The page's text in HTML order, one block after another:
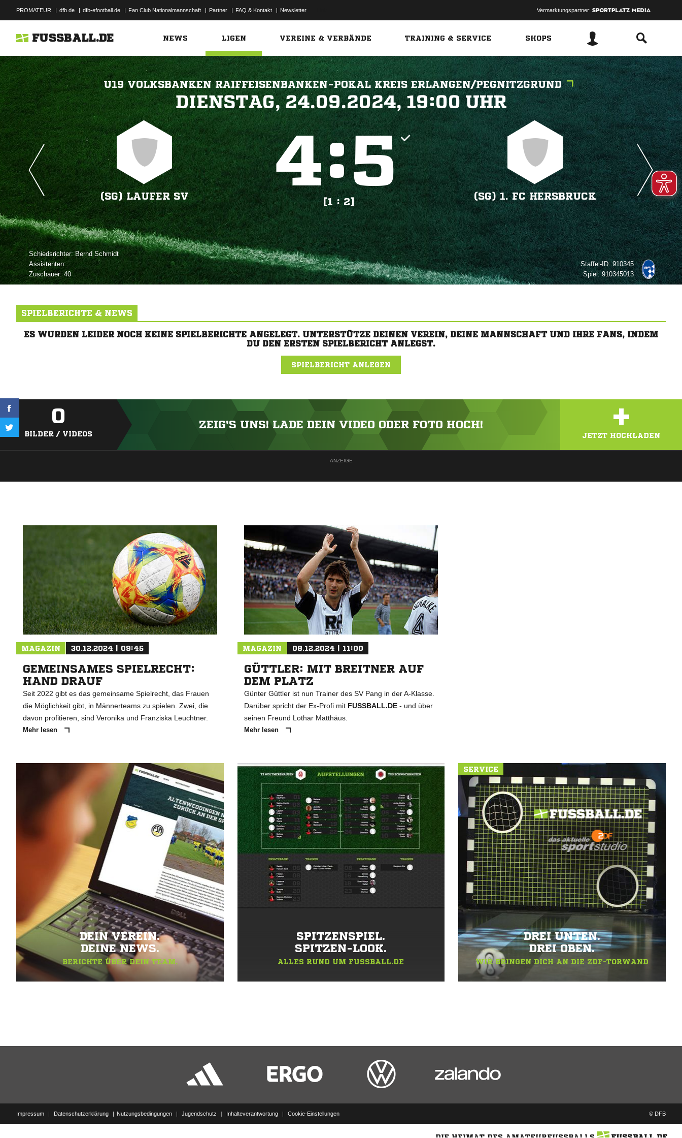
PROMATEUR | dfb.de | dfb-efootball.de | Fan Club Nationalmannschaft | Partner | FAQ & Kontakt | Newsletter Vermarktungspartner:
FUSSBALL.DE NEWS LIGEN VEREINE & VERBÄNDE TRAINING & SERVICE SHOPS
U19 VOLKSBANKEN RAIFFEISENBANKEN-POKAL KREIS ERLANGEN/PEGNITZGRUND
   
(SG) LAUFER SV
:
[1 : 2]
(SG) 1. FC HERSBRUCK
Schiedsrichter: 
Assistenten:
Zuschauer:40
Staffel-ID:910345
Spiel:910345013
SPIELBERICHTE & NEWS
ES WURDEN LEIDER NOCH KEINE SPIELBERICHTE ANGELEGT. UNTERSTÜTZE DEINEN VEREIN, DEINE MANNSCHAFT UND IHRE FANS, INDEM
DU DEN ERSTEN SPIELBERICHT ANLEGST.
SPIELBERICHT ANLEGEN
0
BILDER / VIDEOS
ZEIG'S UNS! LADE DEIN VIDEO ODER FOTO HOCH! +
JETZT HOCHLADEN
ANZEIGE
MAGAZIN 30.12.2024 | 09:45
GEMEINSAMES SPIELRECHT:
HAND DRAUF
Seit 2022 gibt es das gemeinsame Spielrecht, das Frauen
die Möglichkeit gibt, in Männerteams zu spielen. Zwei, die
davon profitieren, sind Veronika und Franziska Leuchtner.
Mehr lesen
MAGAZIN 08.12.2024 | 11:00
GÜTTLER: MIT BREITNER AUF
DEM PLATZ
Günter Güttler ist nun Trainer des SV Pang in der A-Klasse.
Darüber spricht der Ex-Profi mit FUSSBALL.DE- und über
seinen Freund Lothar Matthäus.
Mehr lesen
DEIN VEREIN.
DEINE NEWS.
BERICHTE ÜBER DEIN TEAM.
SPITZENSPIEL.
SPITZEN-LOOK.
ALLES RUND UM FUSSBALL.DE
SERVICE
DREI UNTEN.
DREI OBEN.
WIR BRINGEN DICH AN DIE ZDF-TORWAND
Impressum | Datenschutzerklärung Nutzungsbedingungen | Jugendschutz | Inhalteverantwortung | Cookie-Einstellungen © DFB